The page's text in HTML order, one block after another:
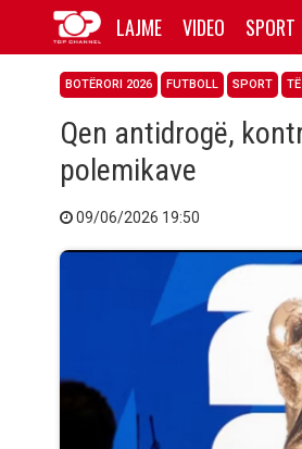
LAJME VIDEO SPORT
BOTËRORI 2026 FUTBOLL SPORT
Qen antidrogë,
polemikave
09/06/2026 19:50